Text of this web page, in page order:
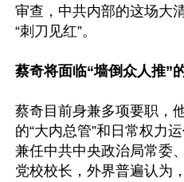
审查，中共内部的这场大
“刺刀见红”。
蔡奇将面临“墙倒众人推”
蔡奇目前身兼多项要职，
的“大内总管”和日常权力
兼任中共中央政治局常委
党校校长，外界普遍认为